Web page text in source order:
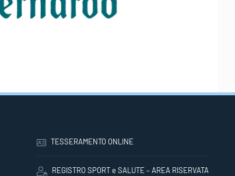
TESSERAMENTO ONLINE
REGISTRO SPORT e SALUTE – AREA RISERVATA